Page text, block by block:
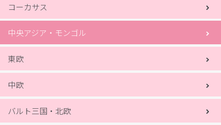
コーカサス
中央アジア・モンゴル
東欧
中欧
バルト三国・北欧